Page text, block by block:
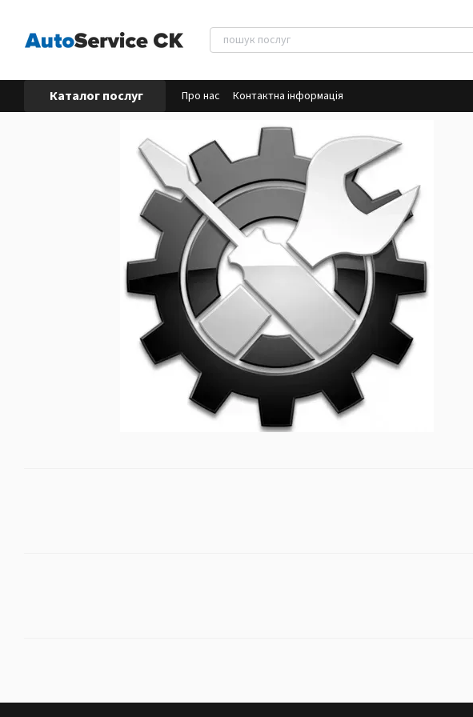
Каталог послуг Про нас Контактна інформація